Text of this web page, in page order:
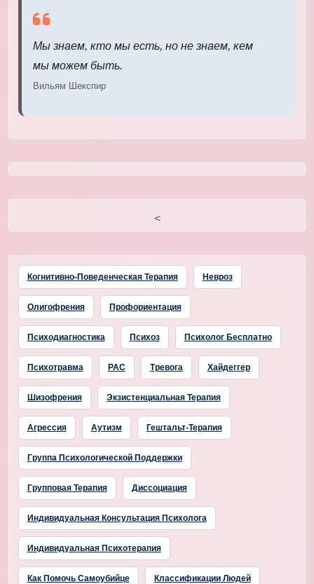
Мы знаем, кто мы есть, но не знаем, кем
мы можем быть.
Вильям Шекспир
<
Когнитивно-Поведенческая Терапия Невроз
Олигофрения Профориентация
Психодиагностика Психоз Психолог Бесплатно
Психотравма РАС Тревога Хайдеггер
Шизофрения Экзистенциальная Терапия
Агрессия Аутизм Гештальт-Терапия
Группа Психологической Поддержки
Групповая Терапия Диссоциация
Индивидуальная Консультация Психолога
Индивидуальная Психотерапия
Как Помочь Самоубийце Классификации Людей